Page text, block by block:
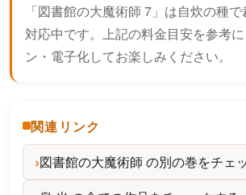
「図書館の大魔術師 7」は自炊の種
対応中です。上記の料金目安を参考
ン・電子化してお楽しみください。
関連リンク
図書館の大魔術師 の別の巻をチェ